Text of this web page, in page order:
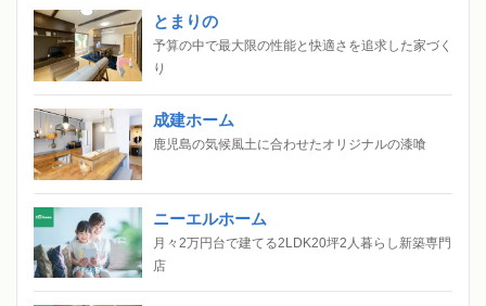
とまりの
予算の中で最大限の性能と快適さを追求した家づく
り
成建ホーム
鹿児島の気候風土に合わせたオリジナルの漆喰
ニーエルホーム
月々2万円台で建てる2LDK20坪2人暮らし新築専門
店